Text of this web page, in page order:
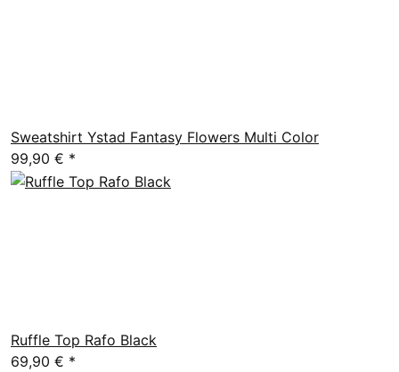
Sweatshirt Ystad Fantasy Flowers Multi Color
99,90 € *
Ruffle Top Rafo Black
69,90 € *